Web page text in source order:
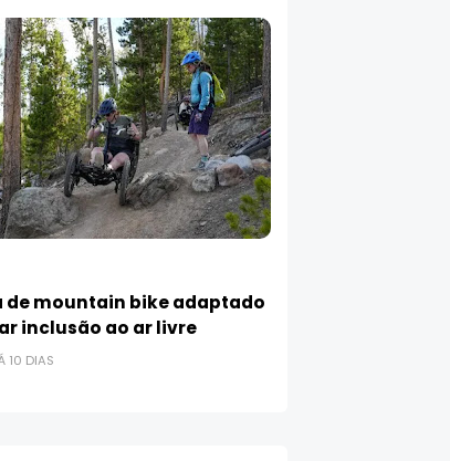
de mountain bike adaptado
inclusão ao ar livre
10 DIAS